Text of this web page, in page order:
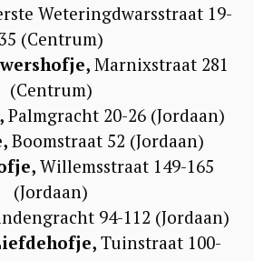
Weteringdwarsstraat 19-
35 (Centrum)
Marnixstraat 281
(Centrum)
Palmgracht 20-26 (Jordaan)
Boomstraat 52 (Jordaan)
Willemsstraat 149-165
(Jordaan)
94-112 (Jordaan)
Tuinstraat 100-